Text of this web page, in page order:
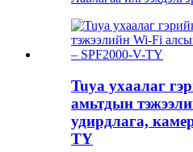
Tuya ухаалаг
амьтдын
удирдлага,
TY